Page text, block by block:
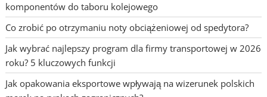
komponentów do taboru kolejowego
Co zrobić po otrzymaniu noty obciążeniowej od spedytora?
Jak wybrać najlepszy program dla firmy transportowej w 2026
roku? 5 kluczowych funkcji
Jak opakowania eksportowe wpływają na wizerunek polskich